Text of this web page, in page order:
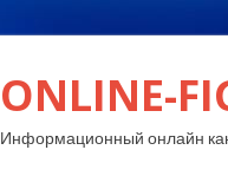
ONLINE-
Информационный онлайн